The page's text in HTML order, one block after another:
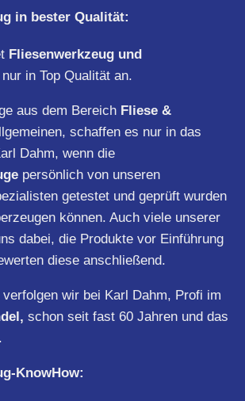
in bester Qualität:
Fliesenwerkzeug und
nur in Top Qualität an.
aus dem Bereich Fliese &
schaffen es nur in das
Dahm, wenn die
persönlich von unseren
getestet und geprüft wurden
können. Auch viele unserer
dabei, die Produkte vor Einführung
diese anschließend.
wir bei Karl Dahm, Profi im
schon seit fast 60 Jahren und das
KnowHow: